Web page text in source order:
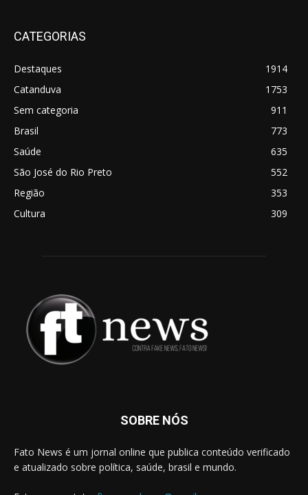
CATEGORIAS
Destaques
1914
Catanduva
1753
Sem categoria
911
Brasil
773
Saúde
635
São José do Rio Preto
552
Região
353
Cultura
309
SOBRE NÓS
Fato News é um jornal online que publica conteúdo verificado
e atualizado sobre política, saúde, brasil e mundo.